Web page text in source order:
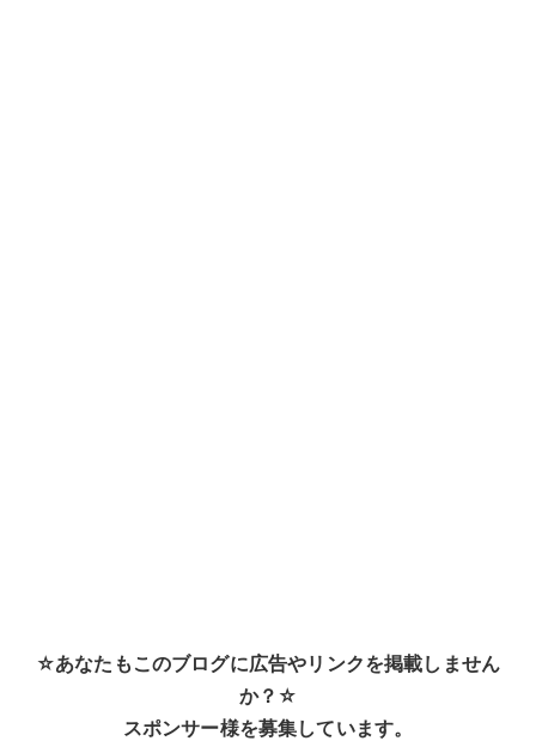
☆あなたもこのブログに広告やリンクを掲載しません
か？☆
スポンサー様を募集しています。